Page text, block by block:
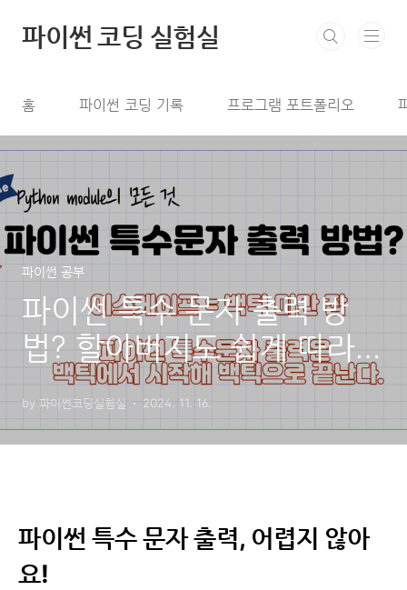
파이썬 코딩 실험실
홈 파이썬 코딩 기록 프로그램 포트폴리오
파이썬 공부
파이썬 특수 문자 출력 방
법? 할아버지도 쉽게 따라하
는 예제 포함
by 파이썬코딩실험실 2024. 11. 16.
파이썬 특수 문자 출력, 어렵지 않아
요!